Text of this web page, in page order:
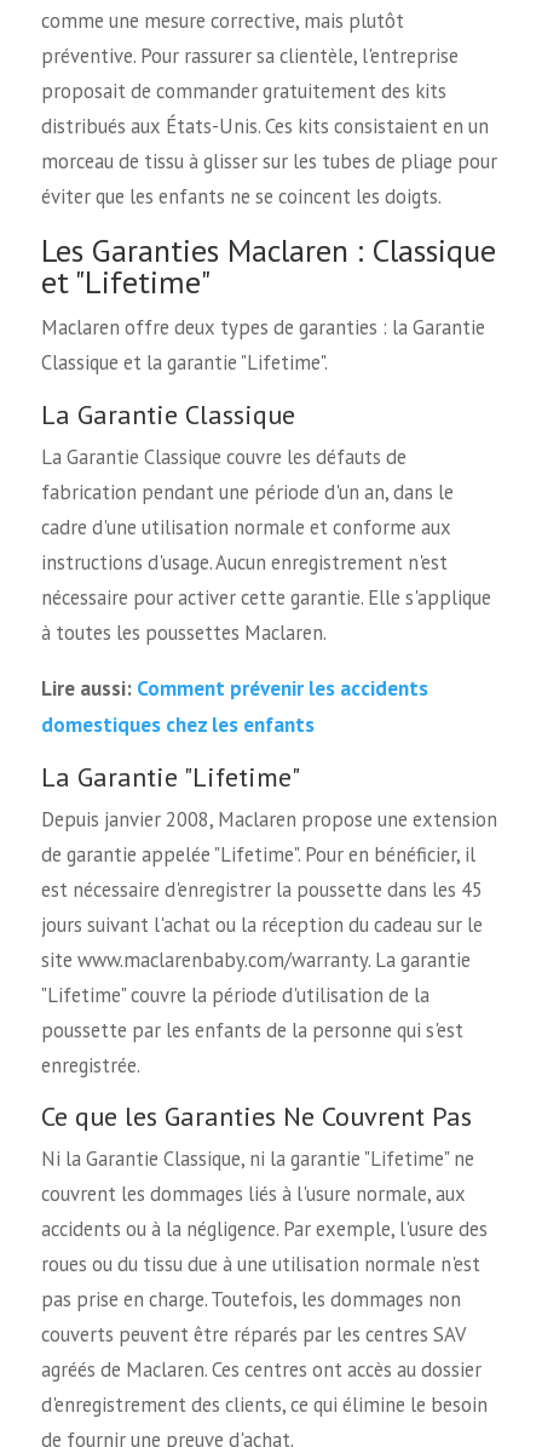
comme une mesure corrective, mais plutôt
préventive. Pour rassurer sa clientèle, l'entreprise
proposait de commander gratuitement des kits
distribués aux États-Unis. Ces kits consistaient en un
morceau de tissu à glisser sur les tubes de pliage pour
éviter que les enfants ne se coincent les doigts.
Les Garanties Maclaren : Classique
et "Lifetime"
Maclaren offre deux types de garanties : la Garantie
Classique et la garantie "Lifetime".
La Garantie Classique
La Garantie Classique couvre les défauts de
fabrication pendant une période d'un an, dans le
cadre d'une utilisation normale et conforme aux
instructions d'usage. Aucun enregistrement n'est
nécessaire pour activer cette garantie. Elle s'applique
à toutes les poussettes Maclaren.
Lire aussi: Comment prévenir les accidents
domestiques chez les enfants
La Garantie "Lifetime"
Depuis janvier 2008, Maclaren propose une extension
de garantie appelée "Lifetime". Pour en bénéficier, il
est nécessaire d'enregistrer la poussette dans les 45
jours suivant l'achat ou la réception du cadeau sur le
site www.maclarenbaby.com/warranty. La garantie
"Lifetime" couvre la période d'utilisation de la
poussette par les enfants de la personne qui s'est
enregistrée.
Ce que les Garanties Ne Couvrent Pas
Ni la Garantie Classique, ni la garantie "Lifetime" ne
couvrent les dommages liés à l'usure normale, aux
accidents ou à la négligence. Par exemple, l'usure des
roues ou du tissu due à une utilisation normale n'est
pas prise en charge. Toutefois, les dommages non
couverts peuvent être réparés par les centres SAV
agréés de Maclaren. Ces centres ont accès au dossier
d'enregistrement des clients, ce qui élimine le besoin
de fournir une preuve d'achat.